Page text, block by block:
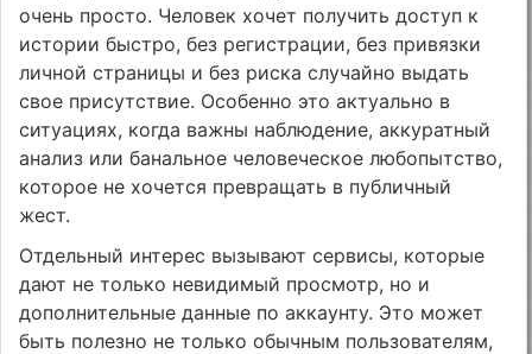
очень просто. Человек хочет получить доступ к
истории быстро, без регистрации, без привязки
личной страницы и без риска случайно выдать
свое присутствие. Особенно это актуально в
ситуациях, когда важны наблюдение, аккуратный
анализ или банальное человеческое любопытство,
которое не хочется превращать в публичный
жест.
Отдельный интерес вызывают сервисы, которые
дают не только невидимый просмотр, но и
дополнительные данные по аккаунту. Это может
быть полезно не только обычным пользователям,